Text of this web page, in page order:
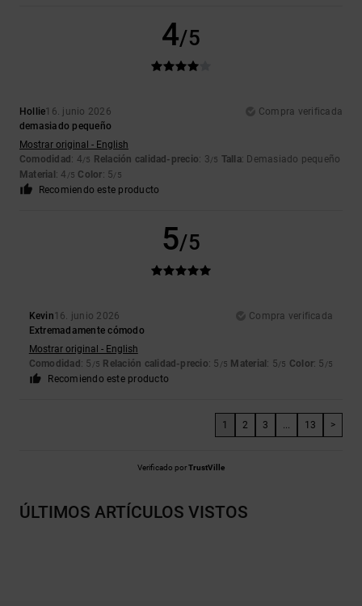
4/5
Hollie16. junio 2026
Compra verificada
demasiado pequeño
Mostrar original - English
Comodidad : 4/5 Relación calidad-precio: 3/5 Talla: Demasiado pequeño
Material : 4 /5 Color: 5/5
Recomiendo este producto
5/5
Kevin16. junio 2026
Compra verificada
Extremadamente cómodo
Mostrar original - English
Comodidad : 5 /5 Relación calidad-precio: 5 /5 Material : 5/5 Color: 5 /5
Recomiendo este producto
1 2 3 ... 13 >
Verificado porTrustVille
ÚLTIMOS ARTÍCULOS VISTOS